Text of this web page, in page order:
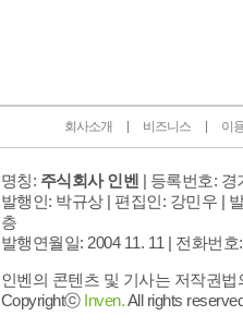
회사소개 비즈니스 이
명칭: 주식회사 인벤 | 등록번호: 경
발행인: 박규상 | 편집인: 강민우 |
층
발행연월일: 2004 11. 11 | 전화번호
인벤의 콘텐츠 및 기사는 저작권
Copyrightⓒ Inven.All rights